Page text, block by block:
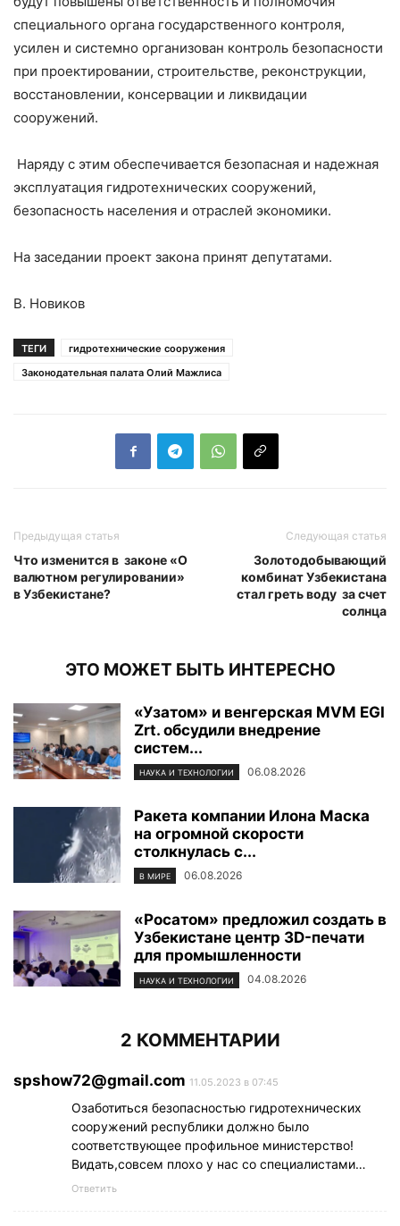
специального органа государственного контроля,
усилен и системно организован контроль безопасности
при проектировании, строительстве, реконструкции,
восстановлении, консервации и ликвидации
сооружений.
Наряду с этим обеспечивается безопасная и надежная
эксплуатация гидротехнических сооружений,
безопасность населения и отраслей экономики.
На заседании проект закона принят депутатами.
В. Новиков
ТЕГИ
гидротехнические сооружения
Законодательная палата Олий Мажлиса
Предыдущая статья
Что изменится в законе «О
валютном регулировании»
в Узбекистане?
Следующая статья
Золотодобывающий
комбинат Узбекистана
стал греть воду за счет
солнца
ЭТО МОЖЕТ БЫТЬ ИНТЕРЕСНО
«Узатом» и венгерская MVM EGI
Zrt. обсудили внедрение
систем...
НАУКА И ТЕХНОЛОГИИ 06.08.2026
Ракета компании Илона Маска
на огромной скорости
столкнулась с...
В МИРЕ 06.08.2026
«Росатом» предложил создать в
Узбекистане центр 3D-печати
для промышленности
НАУКА И ТЕХНОЛОГИИ 04.08.2026
2 КОММЕНТАРИИ
spshow72@gmail.com 11.05.2023 в 07:45
Озаботиться безопасностью гидротехнических
сооружений республики должно было
соответствующее профильное министерство!
Видать,совсем плохо у нас со специалистами…
Ответить